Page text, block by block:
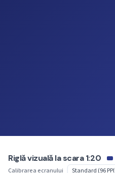
Riglă vizuală la scara 1:20
Calibrarea ecranului